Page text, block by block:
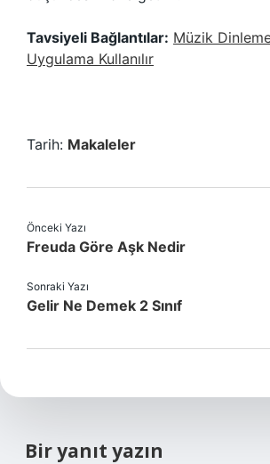
Tavsiyeli Bağlantılar: Müzik
Uygulama Kullanılır
Tarih: Makaleler
Önceki Yazı
Freuda Göre Aşk Nedir
Sonraki Yazı
Gelir Ne Demek 2 Sınıf
Bir yanıt yazın